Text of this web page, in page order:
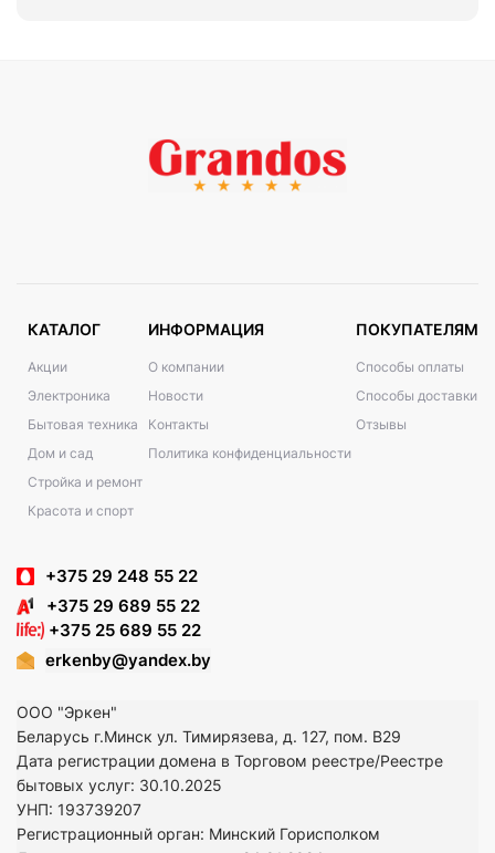
КАТАЛОГ
Акции
Электроника
Бытовая техника
Дом и сад
Стройка и ремонт
Красота и спорт
ИНФОРМАЦИЯ
О компании
Новости
Контакты
Политика конфиденциальности
ПОКУПАТЕЛЯМ
Способы оплаты
Способы доставки
Отзывы
+375 29 248 55 22
+375 29 689 55 22
+375 25 689 55 22
erkenby@yandex.by
ООО "Эркен"
Беларусь г.Минск ул. Тимирязева, д. 127, пом. В29
Дата регистрации домена в Торговом реестре/Реестре
бытовых услуг: 30.10.2025
УНП: 193739207
Регистрационный орган: Минский Горисполком